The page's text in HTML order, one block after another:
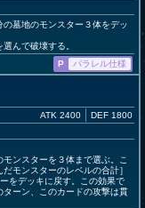
の墓地のモンスター３体をデッ
んで破壊する。
P
パラレル仕様
ATK 2400 DEF 1800
ンスターを３体まで選ぶ。こ
モンスターのレベルの合計］
をデッキに戻す。この効果で
ーン、このカードの攻撃は貫